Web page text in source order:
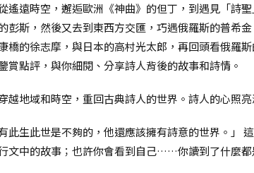
遙遠時空，邂逅歐洲《神曲》的但丁，到遇見「詩
彭斯，然後又去到東西方交匯，巧遇俄羅斯的普希
橋的徐志摩，與日本的高村光太郎，再回頭看俄羅
賞點評，與你細閱、分享詩人背後的故事和詩情。
越地域和時空，重回古典詩人的世界。詩人的心照
此生此世是不夠的，他還應該擁有詩意的世界。」
文中的故事；也許你會看到自己……你讀到了什麼